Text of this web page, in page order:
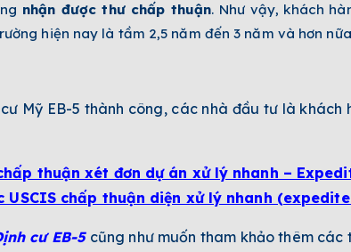
nhận được thư chấp thuận. Như vậy, khách
hiện nay là tầm 2,5 năm đến 3 năm và hơn
Mỹ EB-5 thành công, các nhà đầu tư là
thuận xét đơn dự án xử lý nhanh –
USCIS chấp thuận diện xử lý nhanh
cư EB-5cũng như muốn tham khảo thêm các